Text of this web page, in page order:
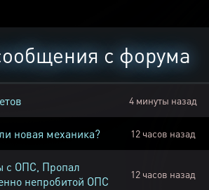
с форума
4 минуты назад
новая механика? 12 часов назад
с ОПС, Пропал
непробитой ОПС
12 часов назад